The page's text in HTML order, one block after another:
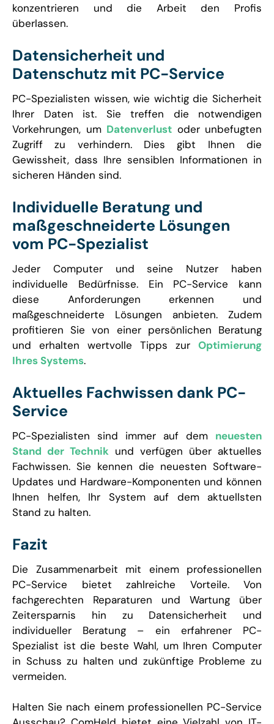
konzentrieren und die Arbeit den Profis
überlassen.
Datensicherheit und
Datenschutz mit PC-Service
PC-Spezialisten wissen, wie wichtig die Sicherheit
Ihrer Daten ist. Sie treffen die notwendigen
Vorkehrungen, um Datenverlust oder unbefugten
Zugriff zu verhindern. Dies gibt Ihnen die
Gewissheit, dass Ihre sensiblen Informationen in
sicheren Händen sind.
Individuelle Beratung und
maßgeschneiderte Lösungen
vom PC-Spezialist
Jeder Computer und seine Nutzer haben
individuelle Bedürfnisse. Ein PC-Service kann
diese Anforderungen erkennen und
maßgeschneiderte Lösungen anbieten. Zudem
profitieren Sie von einer persönlichen Beratung
und erhalten wertvolle Tipps zur Optimierung
Ihres Systems.
Aktuelles Fachwissen dank PC-
Service
PC-Spezialisten sind immer auf dem neuesten
Stand der Technik und verfügen über aktuelles
Fachwissen. Sie kennen die neuesten Software-
Updates und Hardware-Komponenten und können
Ihnen helfen, Ihr System auf dem aktuellsten
Stand zu halten.
Fazit
Die Zusammenarbeit mit einem professionellen
PC-Service bietet zahlreiche Vorteile. Von
fachgerechten Reparaturen und Wartung über
Zeitersparnis hin zu Datensicherheit und
individueller Beratung – ein erfahrener PC-
Spezialist ist die beste Wahl, um Ihren Computer
in Schuss zu halten und zukünftige Probleme zu
vermeiden.
Halten Sie nach einem professionellen PC-Service